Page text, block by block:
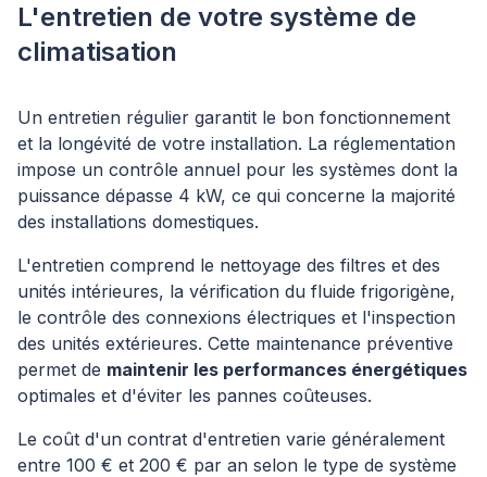
L'entretien de votre système de
climatisation
Un entretien régulier garantit le bon fonctionnement
et la longévité de votre installation. La réglementation
impose un contrôle annuel pour les systèmes dont la
puissance dépasse 4 kW, ce qui concerne la majorité
des installations domestiques.
L'entretien comprend le nettoyage des filtres et des
unités intérieures, la vérification du fluide frigorigène,
le contrôle des connexions électriques et l'inspection
des unités extérieures. Cette maintenance préventive
permet de maintenir les performances énergétiques
optimales et d'éviter les pannes coûteuses.
Le coût d'un contrat d'entretien varie généralement
entre 100 € et 200 € par an selon le type de système